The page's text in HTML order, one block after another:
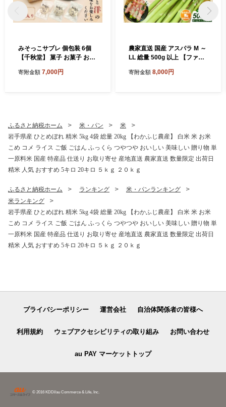
みそっこサブレ 個包装 6個
【千秋堂】 菓子 お菓子 おか
ブレ クッキー スイーツ 赤味
県 雫石町 送料無料
寄附金額 7,000円
農家直送 国産 アスパラ M ～
LL 総量 500g 以上 【ファー
ーンアスパラ 旬 野菜 やさい
気 ハウス栽培
寄附金額 8,000円
ふるさと納税ホーム 米・パン
米
岩手県産 ひとめぼれ 精米 5kg 4袋 総量 20kg 【わかふじ農産】 白米 米 お米
こめ コメ ライス ご飯 ごはん ふっくら つやつや おいしい 美味しい 贈り物 単
一原料米 国産 特産品 仕送り お取り寄せ 産地直送 農家直送 数量限定 出荷日
精米 人気 おすすめ 5キロ 20キロ ５ｋｇ ２０ｋｇ
ふるさと納税ホーム ランキング
米・パンランキング
米ランキング
岩手県産 ひとめぼれ 精米 5kg 4袋 総量 20kg 【わかふじ農産】 白米 米 お米
こめ コメ ライス ご飯 ごはん ふっくら つやつや おいしい 美味しい 贈り物 単
一原料米 国産 特産品 仕送り お取り寄せ 産地直送 農家直送 数量限定 出荷日
精米 人気 おすすめ 5キロ 20キロ ５ｋｇ ２０ｋｇ
プライバシーポリシー 運営会社 自治体関係者の皆様へ
利用規約 ウェブアクセシビリティの取り組み お問い合わせ
au PAY マーケットトップ
© 2016 KDDI/au Commerce & Life, Inc.